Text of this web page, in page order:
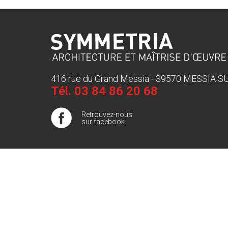
416 rue du Grand Messia - 39570 MESSIA
Tél. 03 84 86 20 68
Retrouvez-nous
sur facebook